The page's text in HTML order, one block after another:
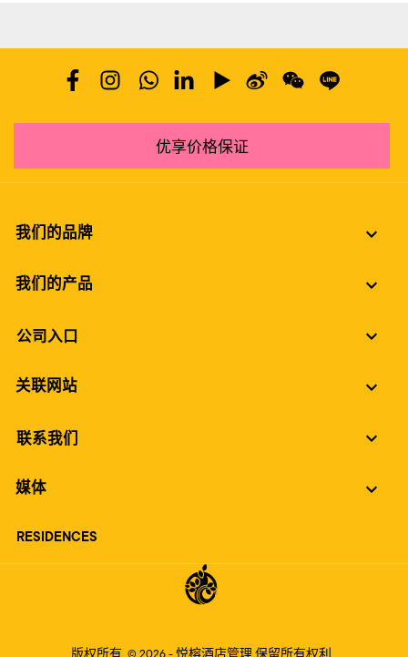
优享价格保证
我们的品牌
我们的产品
公司入口
关联网站
联系我们
媒体
RESIDENCES